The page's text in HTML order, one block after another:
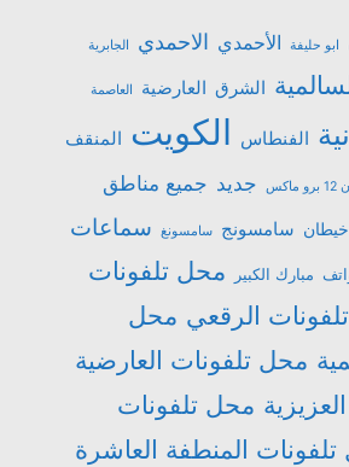
ابو حليفة الأحمدي الاحمدي الجابرية
الشرق العارضية العاصمة
الفنطاس الكويت المنقف
جديد جميع مناطق
خيطان سامسونج سامسونغ سماعات
مبارك الكبير
محل تلفونات
الرقعي محل
محل تلفونات العارضية
محل تلفونات
المنطفة العاشرة